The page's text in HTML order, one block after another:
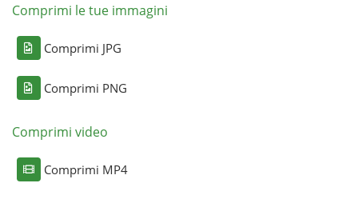
Comprimi le tue immagini
Comprimi JPG
Comprimi PNG
Comprimi video
Comprimi MP4